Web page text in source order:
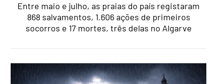
Entre maio e julho, as praias do país registaram
868 salvamentos, 1.606 ações de primeiros
socorros e 17 mortes, três delas no Algarve